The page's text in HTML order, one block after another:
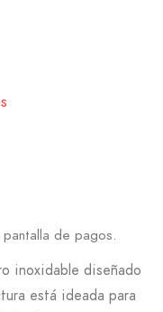
de pagos.
inoxidable diseñado
está ideada para